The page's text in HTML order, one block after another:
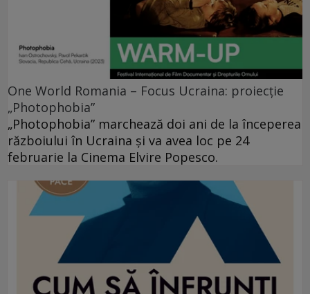
One World Romania – Focus Ucraina: proiecție
„Photophobia”
„Photophobia” marchează doi ani de la începerea
războiului în Ucraina și va avea loc pe 24
februarie la Cinema Elvire Popesco.